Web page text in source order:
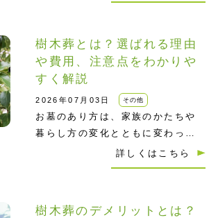
樹木葬とは？選ばれる理由
や費用、注意点をわかりや
すく解説
2026年07月03日 その他
お墓のあり方は、家族のかたちや
暮らし方の変化とともに変わって
います。近年は、子どもに負担を
かけたくない、…
詳しくはこちら
樹木葬のデメリットとは？